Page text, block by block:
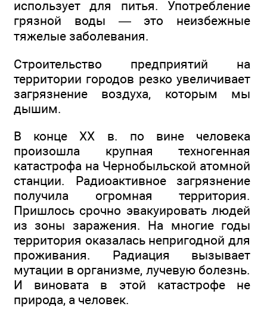
использует для питья. Употребление
грязной воды — это неизбежные
тяжелые заболевания.
Строительство предприятий на
территории городов резко увеличивает
загрязнение воздуха, которым мы
дышим.
В конце XX в. по вине человека
произошла крупная техногенная
катастрофа на Чернобыльской атомной
станции. Радиоактивное загрязнение
получила огромная территория.
Пришлось срочно эвакуировать людей
из зоны заражения. На многие годы
территория оказалась непригодной для
проживания. Радиация вызывает
мутации в организме, лучевую болезнь.
И виновата в этой катастрофе не
природа, а человек.